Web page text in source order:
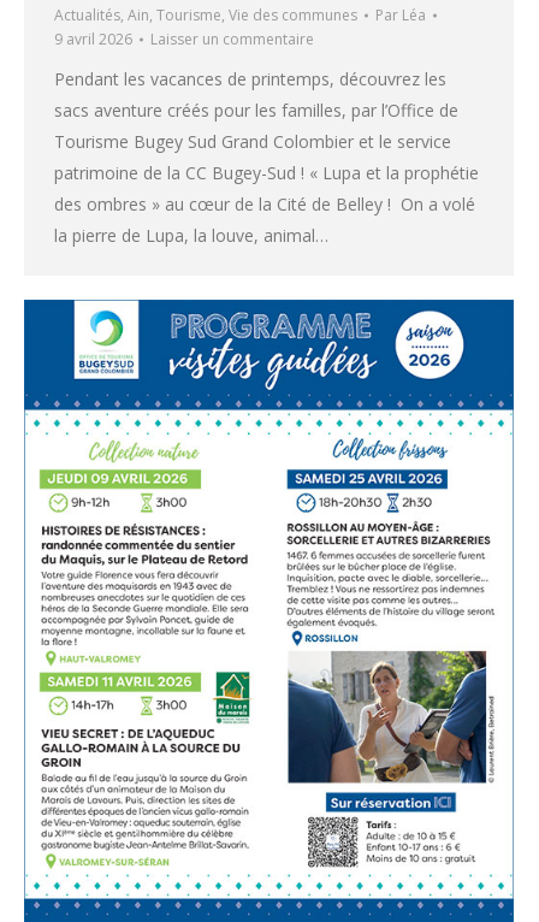
Actualités, Ain, Tourisme, Vie des communes Par Léa
9 avril 2026
Laisser un commentaire
Pendant les vacances de printemps, découvrez les
sacs aventure créés pour les familles, par l’Office de
Tourisme Bugey Sud Grand Colombier et le service
patrimoine de la CC Bugey-Sud ! « Lupa et la prophétie
des ombres » au cœur de la Cité de Belley ! On a volé
la pierre de Lupa, la louve, animal…